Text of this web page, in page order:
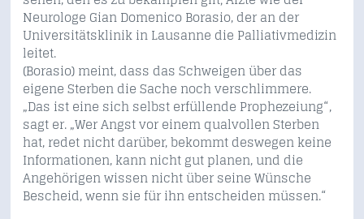
Neurologe Gian Domenico Borasio, der an der
Universitätsklinik in Lausanne die Palliativmedizin
leitet.
(Borasio) meint, dass das Schweigen über das
eigene Sterben die Sache noch verschlimmere.
„Das ist eine sich selbst erfüllende Prophezeiung“,
sagt er. „Wer Angst vor einem qualvollen Sterben
hat, redet nicht darüber, bekommt deswegen keine
Informationen, kann nicht gut planen, und die
Angehörigen wissen nicht über seine Wünsche
Bescheid, wenn sie für ihn entscheiden müssen.“